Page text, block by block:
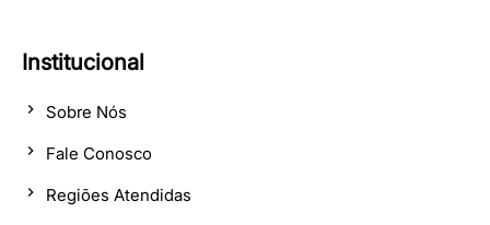
Institucional
Sobre Nós
Fale Conosco
Regiões Atendidas